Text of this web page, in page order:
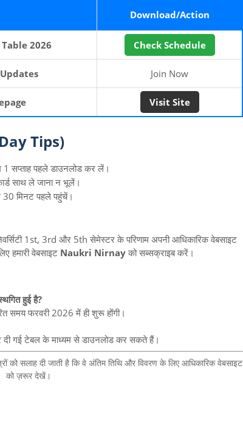
Download/Action
2026 Check Schedule
Join Now
Visit Site
Day Tips)
1 सप्ताह पहले डाउनलोड कर लें।
साथ ले जाना न भूलें।
30 मिनट पहले पहुंचें।
1st, 3rd और 5th सेमेस्टर के परिणाम अपनी आधिकारिक वेबसाइट
हमारी वेबसाइट Naukri Nirnay को सब्सक्राइब करें।
हुई है?
समय फरवरी 2026 में ही शुरू होंगी।
दी गई टेबल के माध्यम से डाउनलोड कर सकते हैं।
सलाह दी जाती है कि वे अंतिम तिथि और विवरण के लिए आधिकारिक वेबसाइट
को ज़रूर देखें।